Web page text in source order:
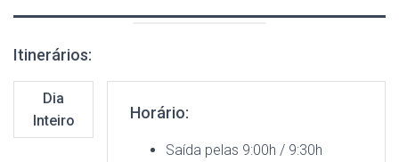
Itinerários:
Dia
Inteiro
Horário:
Saída pelas 9:00h / 9:30h